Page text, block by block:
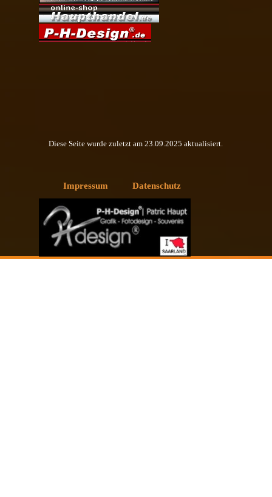
Diese Seite wurde zuletzt am 23.09.2025 aktualisiert.
HAUPTHANDEL
P-H-DESIGN®
Menü überspringen
Impressum Datenschutz